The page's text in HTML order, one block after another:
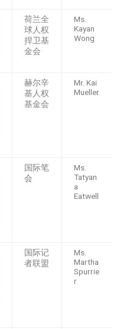
荷兰全
球人权
捍卫基
金会
Ms.
Kayan
Wong
赫尔辛
基人权
基金会
Mr. Kai
Mueller
国际笔
会
Ms.
Tatyan
a
Eatwell
国际记
者联盟
Ms.
Martha
Spurrie
r